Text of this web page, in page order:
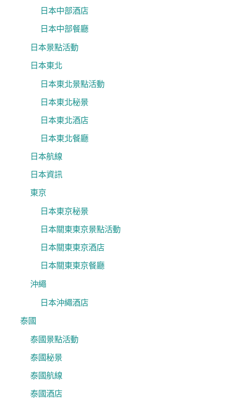
日本中部酒店
日本中部餐廳
日本景點活動
日本東北
日本東北景點活動
日本東北秘景
日本東北酒店
日本東北餐廳
日本航線
日本資訊
東京
日本東京秘景
日本關東東京景點活動
日本關東東京酒店
日本關東東京餐廳
沖繩
日本沖繩酒店
泰國
泰國景點活動
泰國秘景
泰國航線
泰國酒店